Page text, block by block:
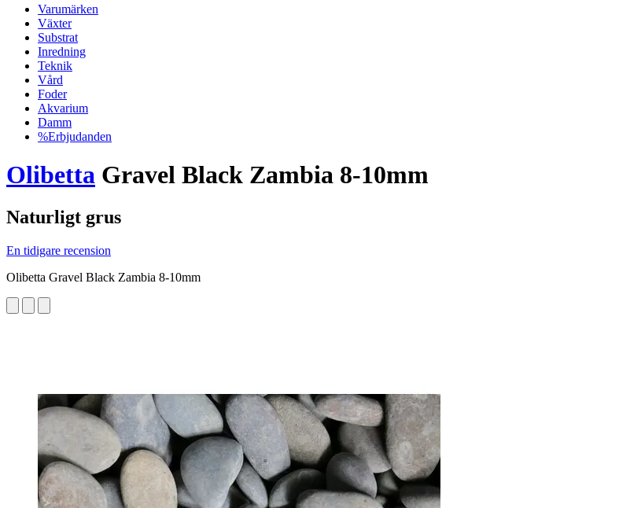
Varumärken
Växter
Substrat
Inredning
Teknik
Vård
Foder
Akvarium
Damm
%Erbjudanden
Olibetta Gravel Black Zambia 8-10mm
Naturligt grus
En tidigare recension
Olibetta Gravel Black Zambia 8-10mm